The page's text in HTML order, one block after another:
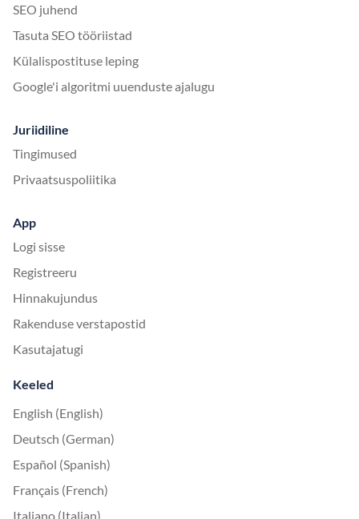
SEO juhend
Tasuta SEO tööriistad
Külalispostituse leping
Google'i algoritmi uuenduste ajalugu
Juriidiline
Tingimused
Privaatsuspoliitika
App
Logi sisse
Registreeru
Hinnakujundus
Rakenduse verstapostid
Kasutajatugi
Keeled
English (English)
Deutsch (German)
Español (Spanish)
Français (French)
Italiano (Italian)